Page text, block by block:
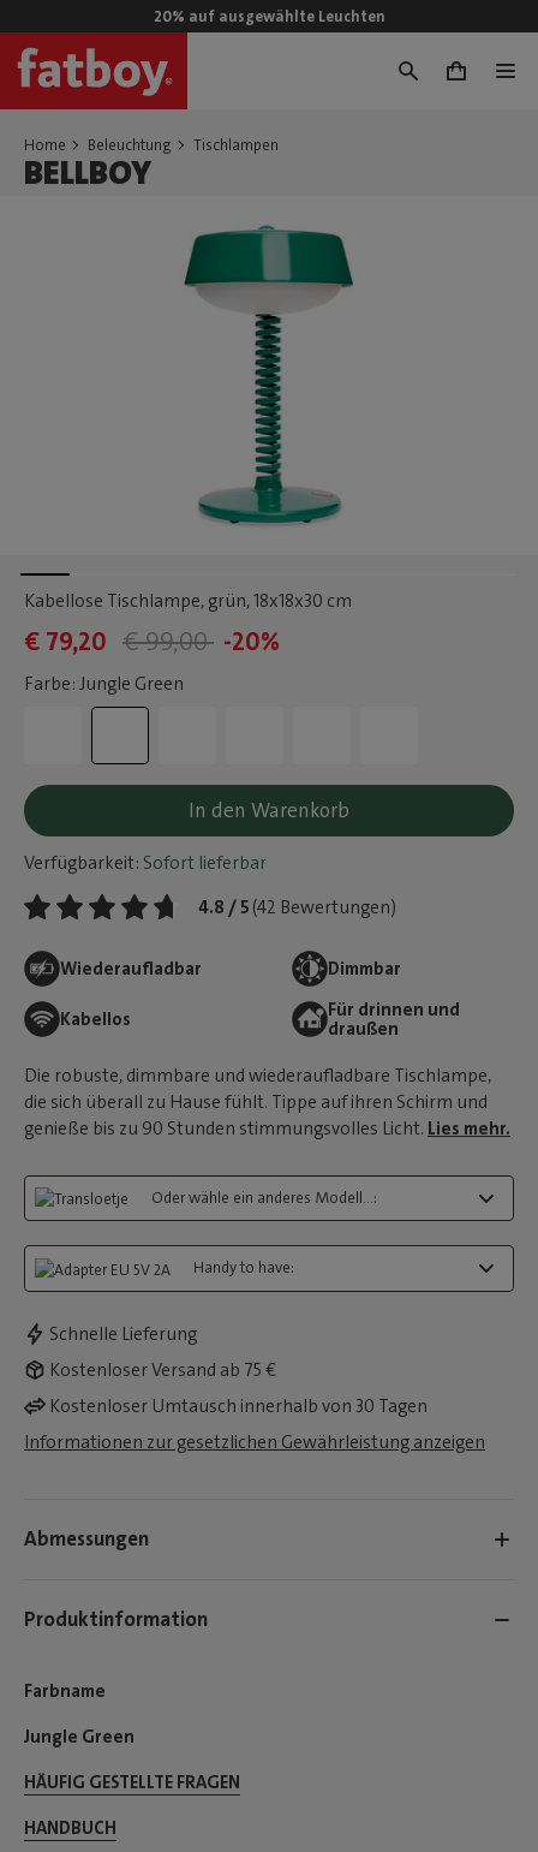
20% auf ausgewählte Leuchten
0
Home Beleuchtung Tischlampen
BELLBOY
Kabellose Tischlampe, grün, 18x18x30 cm
€ 79,20 € 99,00 -20%
Farbe: Jungle Green
In den Warenkorb
Verfügbarkeit: Sofort lieferbar
4.8 / 5 (42 Bewertungen)
Wiederaufladbar Dimmbar
Kabellos
Für drinnen und
draußen
Die robuste, dimmbare und wiederaufladbare Tischlampe,
die sich überall zu Hause fühlt. Tippe auf ihren Schirm und
genieße bis zu 90 Stunden stimmungsvolles Licht. Lies mehr.
Oder wähle ein anderes Modell...:
Handy to have:
Schnelle Lieferung
Kostenloser Versand ab 75 €
Kostenloser Umtausch innerhalb von 30 Tagen
Informationen zur gesetzlichen Gewährleistung anzeigen
Abmessungen
Produktinformation
Farbname
Jungle Green
HÄUFIG GESTELLTE FRAGEN
HANDBUCH